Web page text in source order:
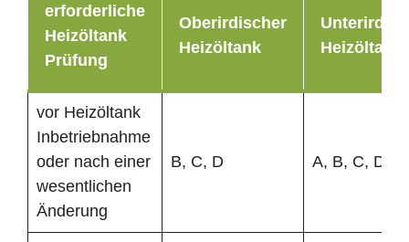
erforderliche
Heizöltank
Prüfung
Oberirdischer
Heizöltank
Heizöltank
vor Heizöltank
Inbetriebnahme
oder nach einer
wesentlichen
Änderung
B, C, D A, B, C, D